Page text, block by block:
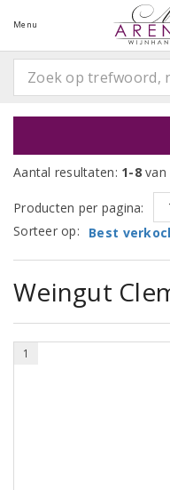
Menu
Aantal resultaten: 1-8van
Producten per pagina:
Sorteer op:
Best
Weingut
1